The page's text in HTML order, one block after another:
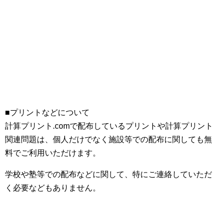
■プリントなどについて
計算プリント.comで配布しているプリントや計算プリント
関連問題は、個人だけでなく施設等での配布に関しても無
料でご利用いただけます。
学校や塾等での配布などに関して、特にご連絡していただ
く必要などもありません。